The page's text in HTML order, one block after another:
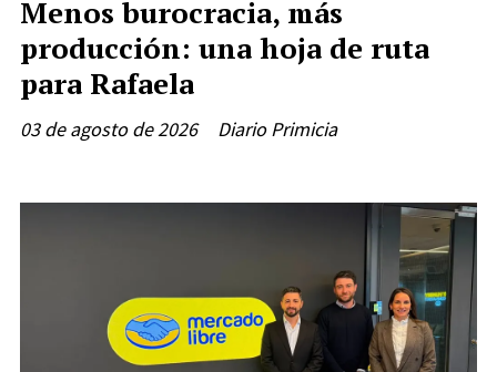
Menos burocracia, más
producción: una hoja de ruta
para Rafaela
Diario Primicia
03 de agosto de 2026